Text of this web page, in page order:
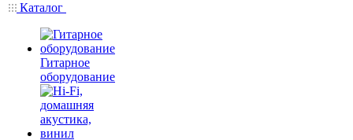
Каталог
Гитарное
оборудование